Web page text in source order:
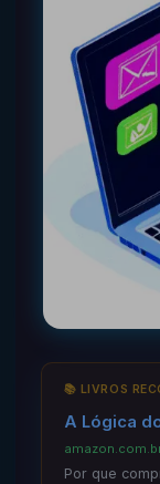
📚 LIVROS
A Lógica
Por que